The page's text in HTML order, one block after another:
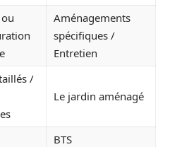
Aménagements
spécifiques /
Entretien
/
Le jardin aménagé
BTS